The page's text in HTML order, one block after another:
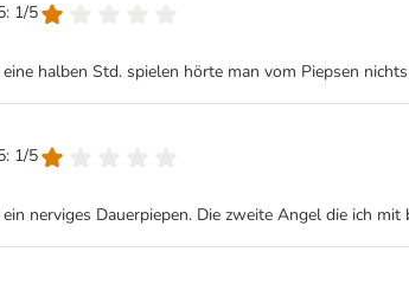
1/5
halben Std. spielen hörte man vom Piepsen
1/5
nerviges Dauerpiepen. Die zweite Angel die ich